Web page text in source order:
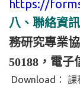
https://
八、聯絡資訊
務研究專業
50188，電子
Download： 課